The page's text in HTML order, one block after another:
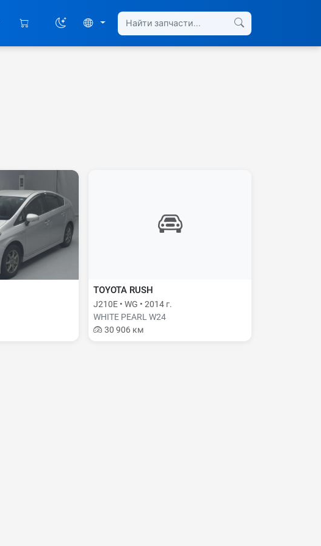
TOYOTA RUSH
J210E • WG • 2014 г.
WHITE PEARL W24
30 906 км